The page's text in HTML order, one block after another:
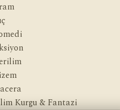
Kurgu & Fantazi